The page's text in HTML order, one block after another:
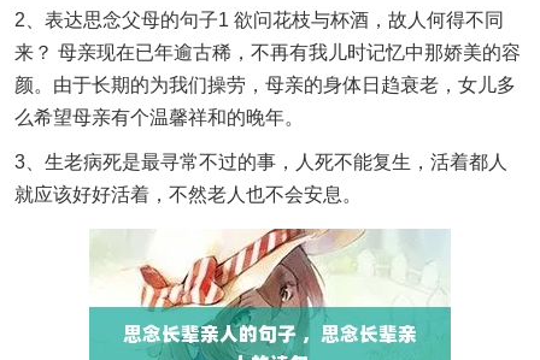
2、表达思念父母的句子1 欲问花枝与杯酒，故人何得不同
来？ 母亲现在已年逾古稀，不再有我儿时记忆中那娇美的容
颜。由于长期的为我们操劳，母亲的身体日趋衰老，女儿多
么希望母亲有个温馨祥和的晚年。
3、生老病死是最寻常不过的事，人死不能复生，活着都人
就应该好好活着，不然老人也不会安息。